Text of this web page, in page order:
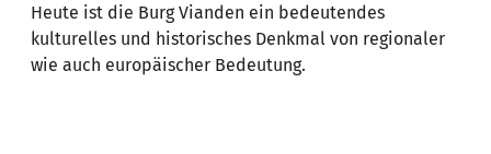
Heute ist die Burg Vianden ein bedeutendes
kulturelles und historisches Denkmal von regionaler
wie auch europäischer Bedeutung.